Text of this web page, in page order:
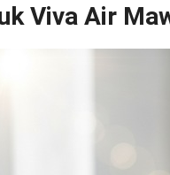
Viva Air